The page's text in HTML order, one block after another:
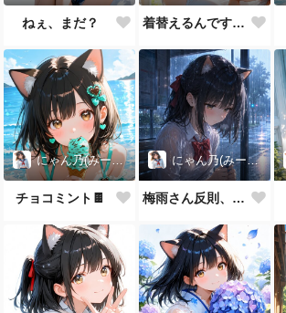
ねぇ、まだ？ 着替えるんですけど💨
にゃん乃(みー娘)
チョコミント🍫
にゃん乃(みー娘)
梅雨さん反則、、、